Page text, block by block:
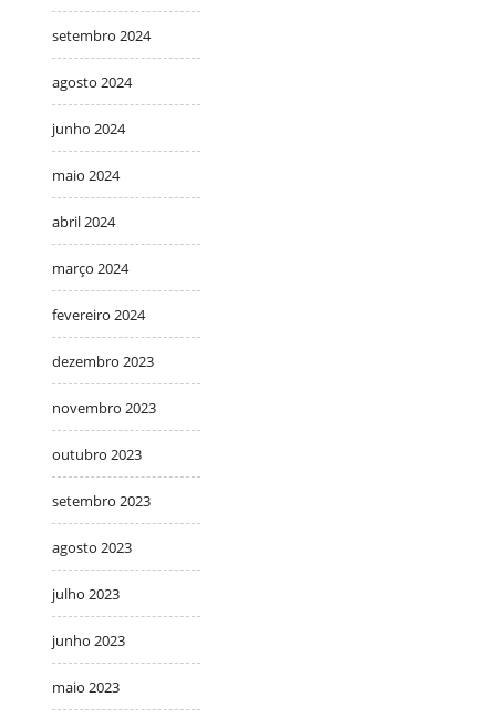
setembro 2024
agosto 2024
junho 2024
maio 2024
abril 2024
março 2024
fevereiro 2024
dezembro 2023
novembro 2023
outubro 2023
setembro 2023
agosto 2023
julho 2023
junho 2023
maio 2023